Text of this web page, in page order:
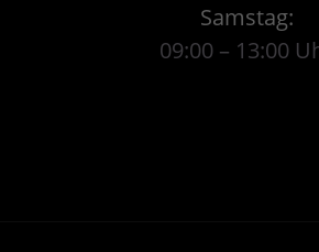
Samstag:
09:00 – 13:00